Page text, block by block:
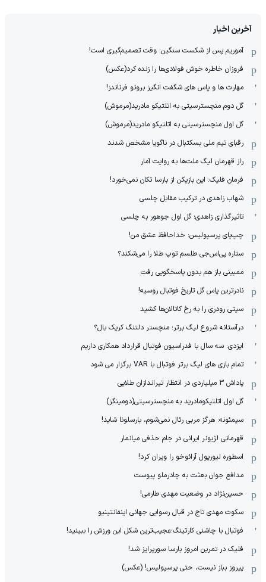
آخرین اخبار
آموریم پس از شکست سنگین: وقت تصمیم‌گیری است!
فروزان خاطره خوش فولادی‌ها را زنده کرد(عکس)
مهارت ها و پاس های شگفت انگیز برونو فرناندز!
گل دوم منچسترسیتی به اتلتیکو مادرید(مرموش)
گل اول منچسترسیتی به اتلتیکو مادرید(مرموش)
رقبای تیم ملی بسکتبال در ناگویا مشخص‌ شدند
راز قهرمان لیگ ملت‌ها به روایت آمار
فرمان فلیک: این بازیکن از بارسا تکان نمی‌خورد!
شهاب زاهدی در ترکیب مقابل چلسی
تاثیرگذاری زاهدی؛ گل اول جوهور به چلسی
چپ‌پای پرسپولیس: خداحافظ عشق من!
ستاره پی‌اس‌جی طلسم توپ طلا را می‌شکند؟
ممبینی باز هم بدون پاسخگویی رفت
نادر‌ترین پاس گل تاریخ فوتبال روسیه!
سیتی رودری را به رخ کاتالان‌ها کشید
درآستانه شروع لیگ برتر؛ منچستر دلتنگ کریک بال؟
ایزدی: سه سال با فدراسیون فوتبال قرارداد همکاری داریم
تمام بازی های لیگ برتر فوتبال با VAR برگزار می شود
پاداش 3 میلیاردی در انتظار تیراندازان طلایی
گل اول اتلتیکومادرید به منچسترسیتی(دومینگز)
سیمئونه: هرگز مربی رئال نمی‌شوم، بارسلونا شاید!
قهرمانی لژیونر ایرانی در جام حذفی میانمار
اسطوره لیورپول آرائوخو را ویران کرد!
مدافع جوان بعثت به چادرملو پیوست
حسین‌نژاد در وضعیت مهدی طارمی!
سکوت مهدی تاج در قبال رسوایی جهانی اینفانتینیو
فوتبال با چاشنی کارتینگ؛عجیب‌ترین شکل این ورزش را ببینید!
فلیک در تمرین امروز بارسا سورپرایز شد!
پیروز بباز نیست، حتی پرسپولیس! (عکس)